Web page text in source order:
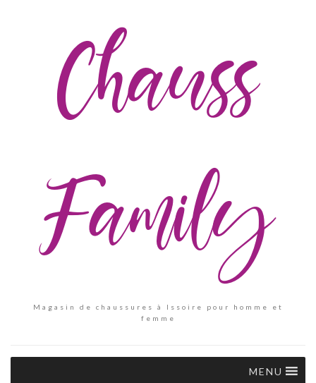
Chauss
Family
Magasin de chaussures à Issoire pour homme et
femme
MENU